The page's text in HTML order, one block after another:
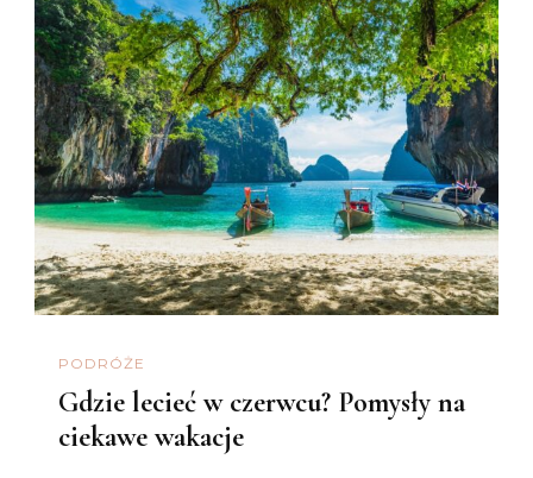
PODRÓŻE
Gdzie lecieć w czerwcu? Pomysły na
ciekawe wakacje